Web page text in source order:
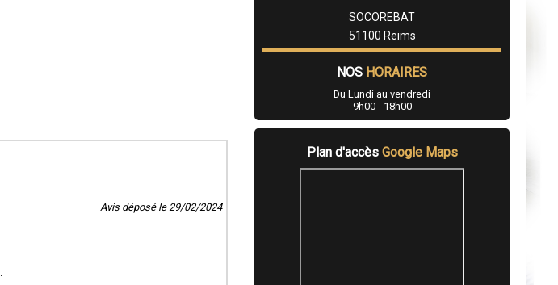
Avis déposé le 29/02/2024
SOCOREBAT
51100 Reims
NOS HORAIRES
Du Lundi au vendredi
9h00 - 18h00
Plan d'accès Google Maps